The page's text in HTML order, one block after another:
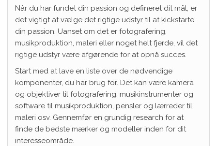
Når du har fundet din passion og defineret dit mål, er
det vigtigt at vælge det rigtige udstyr til at kickstarte
din passion. Uanset om det er fotografering,
musikproduktion, maleri eller noget helt fjerde, vil det
rigtige udstyr være afgørende for at opnå succes.
Start med at lave en liste over de nødvendige
komponenter, du har brug for. Det kan være kamera
og objektiver til fotografering, musikinstrumenter og
software til musikproduktion, pensler og lærreder til
maleri osv. Gennemfør en grundig research for at
finde de bedste mærker og modeller inden for dit
interesseområde.